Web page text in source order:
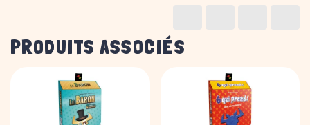
PRODUITS ASSOCIÉS